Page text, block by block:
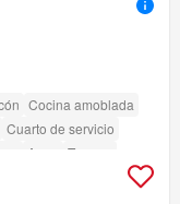
Cocina amoblada
Cuarto de servicio
Agua
Terraza
Sauna